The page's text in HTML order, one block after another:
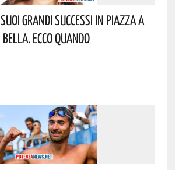
Grandi Successi In Piazza A
Ecco Quando